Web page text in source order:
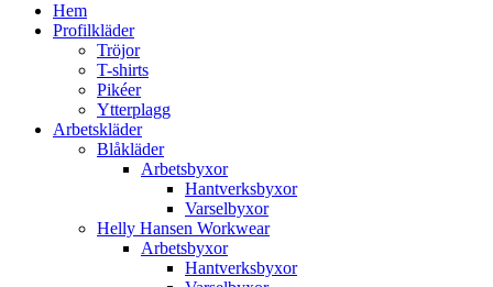
Hem
Profilkläder
Tröjor
T-shirts
Pikéer
Ytterplagg
Arbetskläder
Blåkläder
Arbetsbyxor
Hantverksbyxor
Varselbyxor
Helly Hansen Workwear
Arbetsbyxor
Hantverksbyxor